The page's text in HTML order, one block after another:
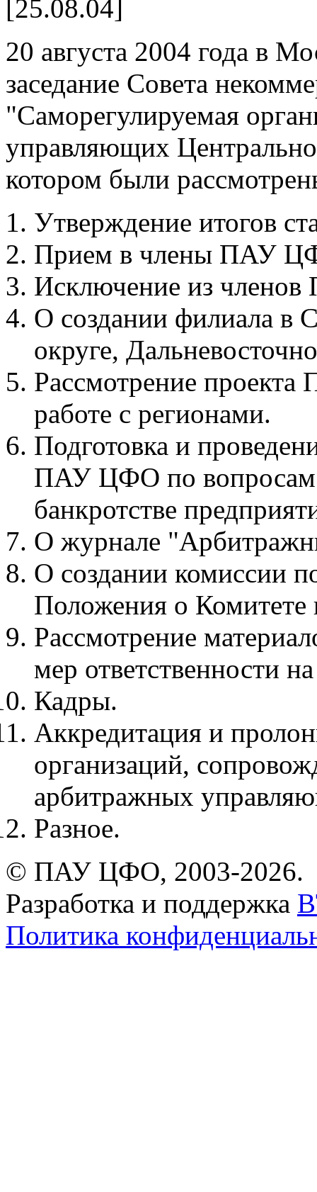
[25.08.04]
20 августа 2004 года в
заседание Совета
"Саморегулируемая
управляющих
котором были
Утверждение итогов
Прием в члены ПАУ
Исключение из
О создании филиала в
округе,
Рассмотрение
работе с регионами.
Подготовка и
ПАУ ЦФО по вопросам
банкротстве
О журнале
О создании комиссии
Положения о Комитете
Рассмотрение
мер ответственности
Кадры.
Аккредитация и
организаций,
арбитражных
Разное.
© ПАУ ЦФО, 2003-2026.
Разработка и поддержка
Политика